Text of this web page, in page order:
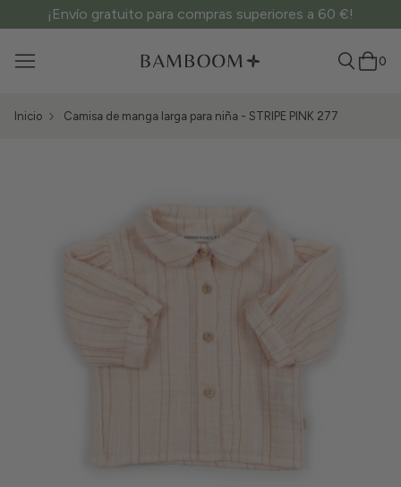
¡Envío gratuito para compras superiores a 60 €!
0
Inicio Camisa de manga larga para niña - STRIPE PINK 277